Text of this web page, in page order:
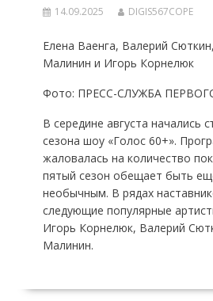
14.09.2025 DIGIS567COPE
Елена Ваенга, Валерий
Малинин и Игорь Корнелюк
Фото: ПРЕСС-СЛУЖБА
В середине августа начались
сезона шоу «Голос 60+».
жаловалась на количество
пятый сезон обещает быть
необычным. В рядах
следующие популярные
Игорь Корнелюк, Валерий
Малинин.